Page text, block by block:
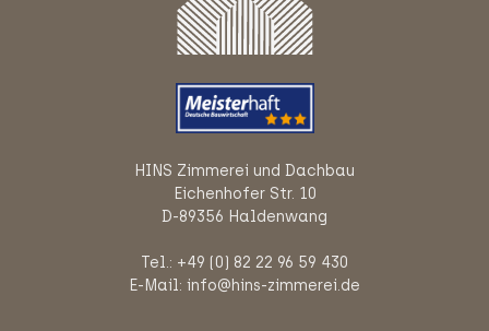
HINS Zimmerei und Dachbau
Eichenhofer Str. 10
D-89356 Haldenwang
Tel.: +49 (0) 82 22 96 59 430
E-Mail: info@hins-zimmerei.de